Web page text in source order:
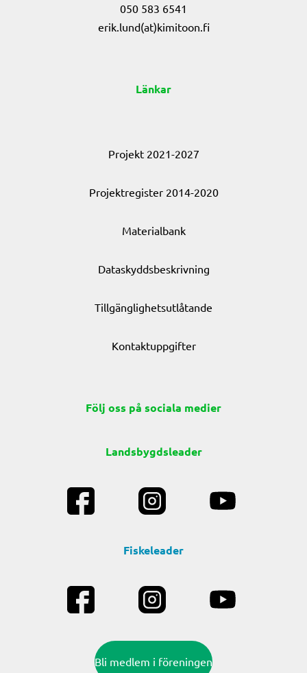
050 583 6541
erik.lund(at)kimitoon.fi
Länkar
Projekt 2021-2027
Projektregister 2014-2020
Materialbank
Dataskyddsbeskrivning
Tillgänglighetsutlåtande
Kontaktuppgifter
Följ oss på sociala medier
Landsbygdsleader
Fiskeleader
Bli medlem i föreningen